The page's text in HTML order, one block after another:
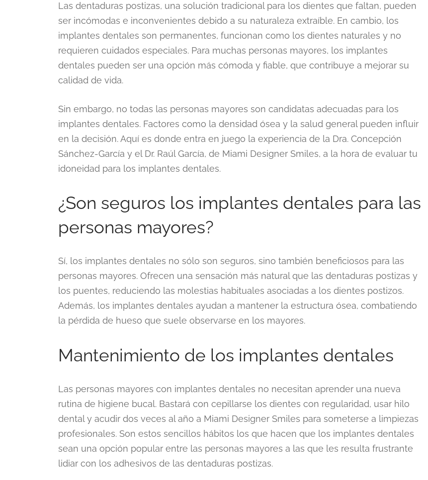
Las dentaduras postizas, una solución tradicional para los dientes que faltan, pueden
ser incómodas e inconvenientes debido a su naturaleza extraíble. En cambio, los
implantes dentales son permanentes, funcionan como los dientes naturales y no
requieren cuidados especiales. Para muchas personas mayores, los implantes
dentales pueden ser una opción más cómoda y fiable, que contribuye a mejorar su
calidad de vida.
Sin embargo, no todas las personas mayores son candidatas adecuadas para los
implantes dentales. Factores como la densidad ósea y la salud general pueden influir
en la decisión. Aquí es donde entra en juego la experiencia de la Dra. Concepción
Sánchez-García y el Dr. Raúl García, de Miami Designer Smiles, a la hora de evaluar tu
idoneidad para los implantes dentales.
¿Son seguros los implantes dentales para las
personas mayores?
Sí, los implantes dentales no sólo son seguros, sino también beneficiosos para las
personas mayores. Ofrecen una sensación más natural que las dentaduras postizas y
los puentes, reduciendo las molestias habituales asociadas a los dientes postizos.
Además, los implantes dentales ayudan a mantener la estructura ósea, combatiendo
la pérdida de hueso que suele observarse en los mayores.
Mantenimiento de los implantes dentales
Las personas mayores con implantes dentales no necesitan aprender una nueva
rutina de higiene bucal. Bastará con cepillarse los dientes con regularidad, usar hilo
dental y acudir dos veces al año a Miami Designer Smiles para someterse a limpiezas
profesionales. Son estos sencillos hábitos los que hacen que los implantes dentales
sean una opción popular entre las personas mayores a las que les resulta frustrante
lidiar con los adhesivos de las dentaduras postizas.